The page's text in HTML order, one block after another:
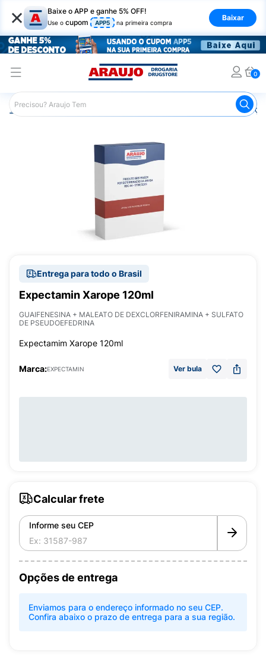
× Baixe o APP e ganhe 5% OFF!
Use o cupom APP5 na primeira compra
Baixar
0
Araujo Medicamentos Remédios para Alergias e
Entrega para todo o Brasil
Expectamin Xarope 120ml
GUAIFENESINA + MALEATO DE DEXCLORFENIRAMINA + SULFATO
DE PSEUDOEFEDRINA
Expectamim Xarope 120ml
Marca:EXPECTAMIN Ver bula
Calcular frete
Informe seu CEP
Opções de entrega
Enviamos para o endereço informado no seu CEP.
Confira abaixo o prazo de entrega para a sua região.